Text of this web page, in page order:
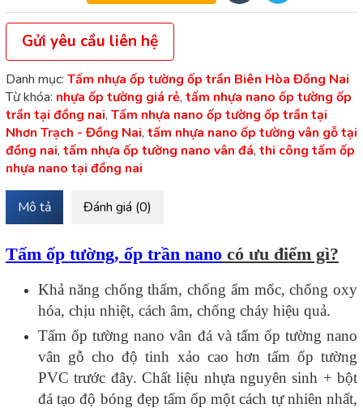
Gửi yêu cầu liên hệ
Danh mục: Tấm nhựa ốp tường ốp trần Biên Hòa Đồng Nai
Từ khóa: nhựa ốp tường giá rẻ, tấm nhựa nano ốp tường ốp
trần tại đồng nai, Tấm nhựa nano ốp tường ốp trần tại
Nhơn Trạch - Đồng Nai, tấm nhựa nano ốp tường vân gỗ tại
đồng nai, tấm nhựa ốp tường nano vân đá, thi công tấm ốp
nhựa nano tại đồng nai
Mô tả Đánh giá (0)
Tấm ốp tường, ốp trần nano có ưu điểm gì?
Khả năng chống thấm, chống ẩm mốc, chống oxy
hóa, chịu nhiệt, cách âm, chống cháy hiệu quả.
Tấm ốp tường nano vân đá và tấm ốp tường nano
vân gỗ cho độ tinh xảo cao hơn tấm ốp tường
PVC trước đây. Chất liệu nhựa nguyên sinh + bột
đá tạo độ bóng đẹp tấm ốp một cách tự nhiên nhất,